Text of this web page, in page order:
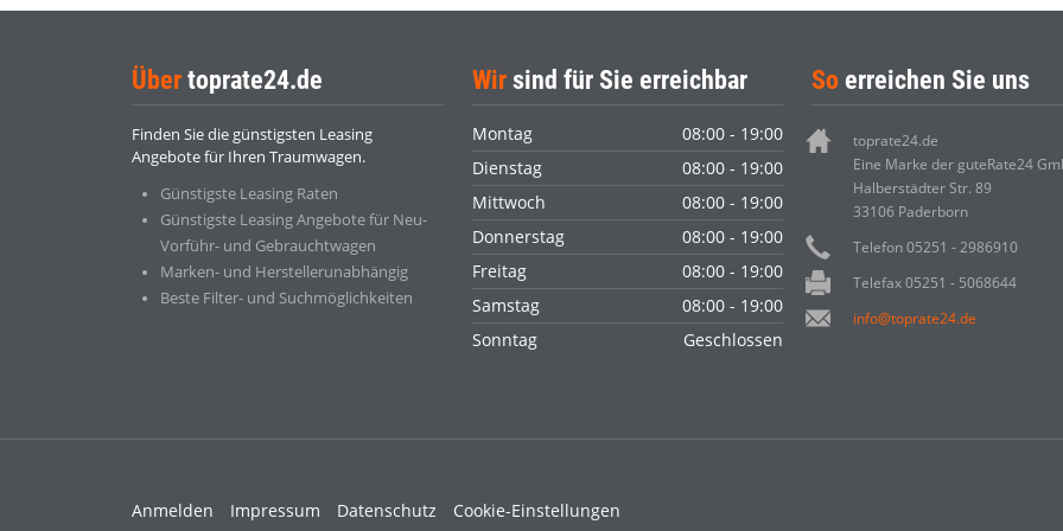
Über toprate24.de
Finden Sie die günstigsten Leasing
Angebote für Ihren Traumwagen.
Günstigste Leasing Raten
Günstigste Leasing Angebote für Neu-
Vorführ- und Gebrauchtwagen
Marken- und Herstellerunabhängig
Beste Filter- und Suchmöglichkeiten
Wirsind für Sie erreichbar
Montag
08:00 - 19:00
Dienstag
08:00 - 19:00
Mittwoch
08:00 - 19:00
Donnerstag
08:00 - 19:00
Freitag
08:00 - 19:00
Samstag
08:00 - 19:00
Sonntag
Geschlossen
So erreichen Sie uns
toprate24.de
Eine Marke der guteRate24
Halberstädter Str. 89
33106 Paderborn
Telefon 05251 - 2986910
Telefax 05251 - 5068644
info@toprate24.de
Anmelden Impressum Datenschutz Cookie-Einstellungen